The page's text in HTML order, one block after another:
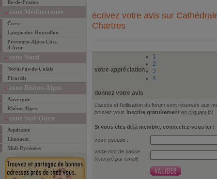
Ile-de-France
zone Méditerranée
Corse
Languedoc-Roussillon
Provence-Alpes-Côte
d'Azur
zone Nord
Nord-Pas-de-Calais
Picardie
zone Rhône-Alpes
Auvergne
Rhône-Alpes
zone Sud-Ouest
Aquitaine
Limousin
Midi-Pyrénées
écrivez votre avis sur
Chartres
votre appréciation:
1
2
3
4
donnez votre avis
L’accès et l’utilisation du forum sont réservés aux
pouvez vous inscrire gratuitement en cliquant ici
Si vous êtes déjà membre, connectez-vous ici :
votre pseudo :
votre mot de passe
(envoyé par email)